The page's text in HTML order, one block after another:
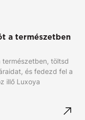
a természetben
természetben, töltsd
és fedezd fel a
illő Luxoya